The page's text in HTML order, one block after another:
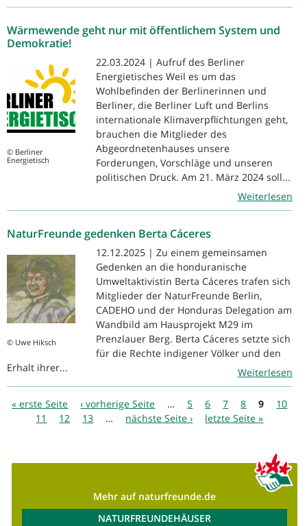
Wärmewende geht nur mit öffentlichem System und
Demokratie!
© Berliner
Energietisch
22.03.2024 | Aufruf des Berliner
Energietisches Weil es um das
Wohlbefinden der Berlinerinnen und
Berliner, die Berliner Luft und Berlins
internationale Klimaverpflichtungen geht,
brauchen die Mitglieder des
Abgeordnetenhauses unsere
Forderungen, Vorschläge und unseren
politischen Druck. Am 21. März 2024 soll...
Weiterlesen
NaturFreunde gedenken Berta Cáceres
© Uwe Hiksch
12.12.2025 | Zu einem gemeinsamen
Gedenken an die honduranische
Umweltaktivistin Berta Cáceres trafen sich
Mitglieder der NaturFreunde Berlin,
CADEHO und der Honduras Delegation am
Wandbild am Hausprojekt M29 im
Prenzlauer Berg. Berta Cáceres setzte sich
für die Rechte indigener Völker und den
Erhalt ihrer...
Weiterlesen
Seiten
« erste Seite ‹ vorherige Seite … 5 6 7 8 9
10
11
12 13 … nächste Seite › letzte Seite »
Mehr auf naturfreunde.de
NATURFREUNDEHÄUSER